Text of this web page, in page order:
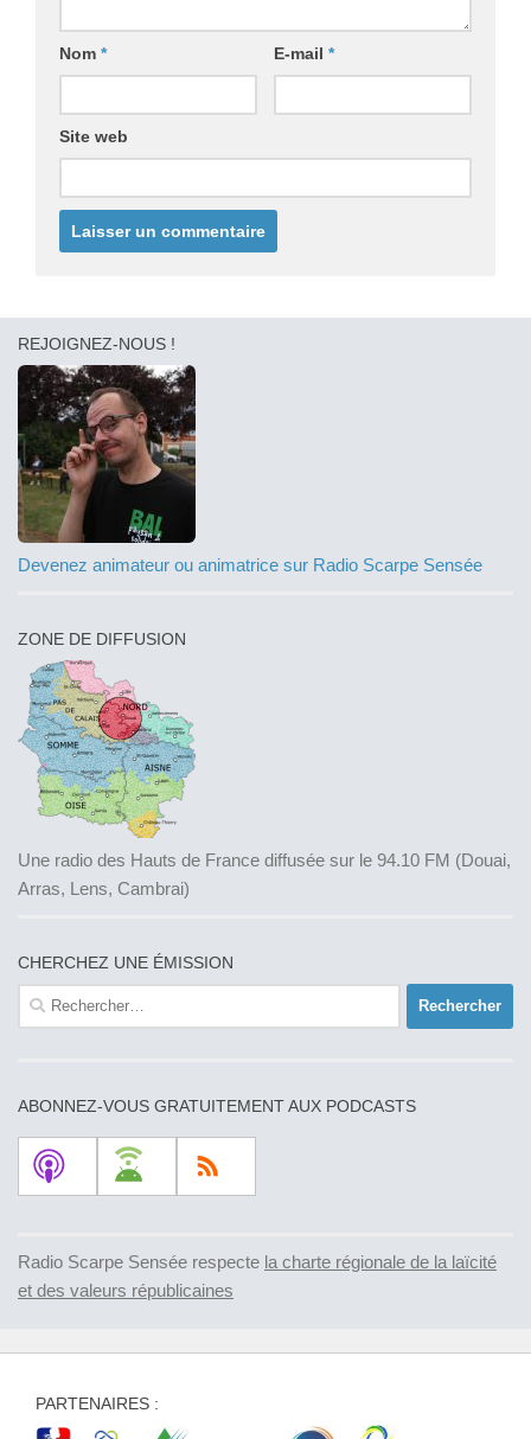
Nom * E-mail *
Site web
REJOIGNEZ-NOUS !
Devenez animateur ou animatrice sur Radio Scarpe Sensée
ZONE DE DIFFUSION
Une radio des Hauts de France diffusée sur le 94.10 FM (Douai,
Arras, Lens, Cambrai)
CHERCHEZ UNE ÉMISSION
Rechercher :
ABONNEZ-VOUS GRATUITEMENT AUX PODCASTS
Radio Scarpe Sensée respecte la charte régionale de la laïcité
et des valeurs républicaines
PARTENAIRES :